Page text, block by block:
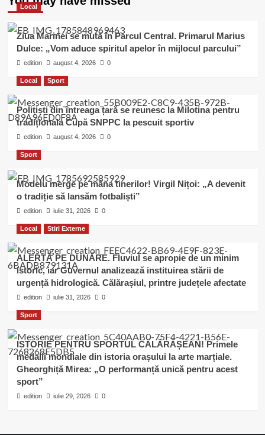
Local
Ziua Marinei se mută în Parcul Central. Primarul Marius
Dulce: „Vom aduce spiritul apelor în mijlocul parcului”
edition august 4, 2026 0
Local Sport
Polițiști din întreaga țară se reunesc la Milotina pentru
tradiționala Cupă SNPPC la pescuit sportiv
edition august 4, 2026 0
Sport
Modelu merge pe mâna tinerilor! Virgil Nițoi: „A devenit
o tradiție să lansăm fotbaliști”
edition iulie 31, 2026 0
Local Stiri Externe
ALERTĂ PE DUNĂRE. Fluviul se apropie de un minim
istoric, iar Guvernul analizează instituirea stării de
urgență hidrologică. Călărașiul, printre județele afectate
edition iulie 31, 2026 0
Sport
ISTORIE PENTRU SPORTUL CĂLĂRĂȘEAN! Primele
medalii mondiale din istoria orașului la arte marțiale.
Gheorghiță Mirea: „O performanță unică pentru acest
sport”
edition iulie 29, 2026 0